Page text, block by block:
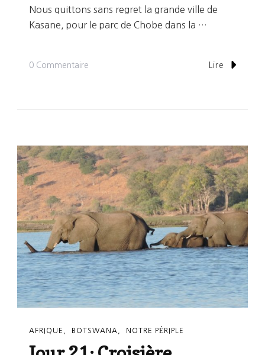
Nous quittons sans regret la grande ville de
Kasane, pour le parc de Chobe dans la …
0 Commentaire
Du
Parc
De
Chobe
Lire
AFRIQUE BOTSWANA NOTRE PÉRIPLE